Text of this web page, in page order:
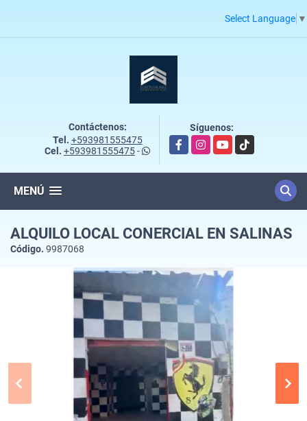
Select Language ▼
Contáctenos:
Tel. +593981555475
Cel. +593981555475-
Síguenos:
FacebookInstagramYouTubeTikTok
MENÚ
ALQUILO LOCAL CONERCIAL EN SALINAS
Código. 9987068